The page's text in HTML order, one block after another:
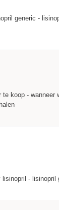
generic -
koop - wanneer
lisinopril - lisinopril